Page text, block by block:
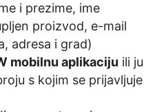
i prezime, ime
proizvod, e-mail
adresa i grad)
mobilnu aplikaciju ili ju
s kojim se prijavljuje